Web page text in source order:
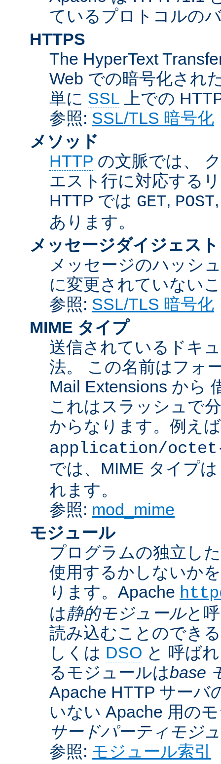
ているプロトコルの
HTTPS
The HyperText
Web での暗号化され
単に SSL 上での
参照: SSL/TLS 暗号化
メソッド
HTTP の文脈では、
エスト行に対応する
HTTP では GET, POST
あります。
メッセージダイジェスト
メッセージのハッシ
に変更されていない
参照: SSL/TLS 暗号化
MIME タイプ
送信されているドキ
法。 この名前はフォ
Mail Extensions から
これはスラッシュで
からなります。例え
application/
では、MIME タイプ
れます。
参照: mod_mime
モジュール
プログラムの独立し
使用するかしないか
ります。Apache
は静的モジュールと
読み込むことのでき
しくは DSO と 呼ば
るモジュールはbase
Apache HTTP サーバ
いない Apache 用の
サードパーティモジ
参照: モジュール索引